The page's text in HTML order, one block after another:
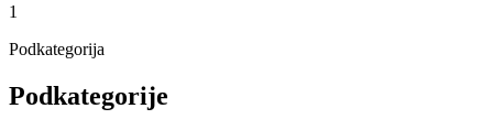
1
Podkategorija
Podkategorije